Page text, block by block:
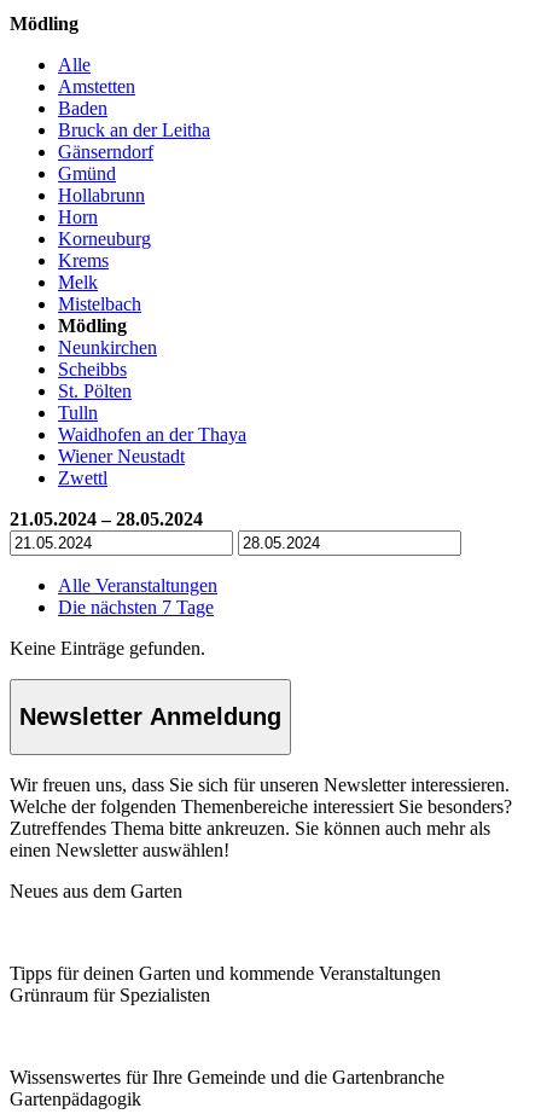
Mödling
Alle
Amstetten
Baden
Bruck an der Leitha
Gänserndorf
Gmünd
Hollabrunn
Horn
Korneuburg
Krems
Melk
Mistelbach
Mödling
Neunkirchen
Scheibbs
St. Pölten
Tulln
Waidhofen an der Thaya
Wiener Neustadt
Zwettl
21.05.2024 – 28.05.2024
Alle Veranstaltungen
Die nächsten 7 Tage
Keine Einträge gefunden.
Newsletter Anmeldung
Wir freuen uns, dass Sie sich für unseren Newsletter interessieren.
Welche der folgenden Themenbereiche interessiert Sie besonders?
Zutreffendes Thema bitte ankreuzen. Sie können auch mehr als
einen Newsletter auswählen!
Neues aus dem Garten
Tipps für deinen Garten und kommende Veranstaltungen
Grünraum für Spezialisten
Wissenswertes für Ihre Gemeinde und die Gartenbranche
Garten­pädagogik